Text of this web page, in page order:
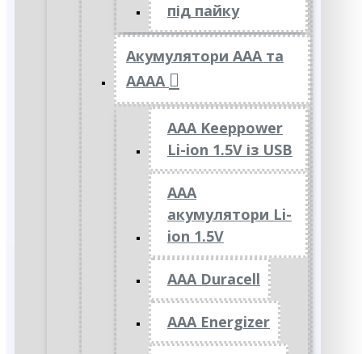
під пайку
Акумулятори ААА та
АААА
AAA Keeppower
Li-ion 1.5V із USB
ААА
акумулятори Li-
ion 1.5V
AAA Duracell
AAA Energizer